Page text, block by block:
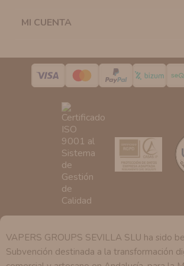
de nuestra entidad que esté debidamente
Derechos:Tiene derecho a saber qué
tenemos sobre usted, corregirla y
se explica en la información adicional
nuestra página web.
MI CUENTA
VAPERS GROUPS SEVILLA SLU ha sido
Subvención destinada a la transformación